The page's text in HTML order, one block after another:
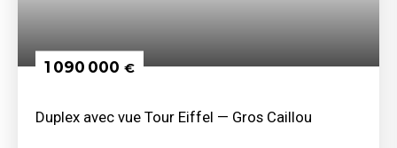
1 090 000 €
Duplex avec vue Tour Eiffel — Gros Caillou